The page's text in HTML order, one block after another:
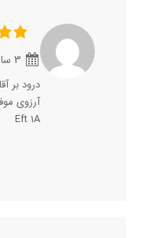
درود بر
آرزوی
Eft 1A